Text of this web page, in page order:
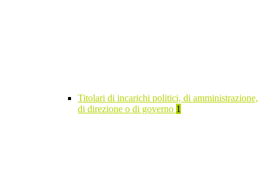
Titolari di incarichi politici, di amministrazione,
di direzione o di governo 1